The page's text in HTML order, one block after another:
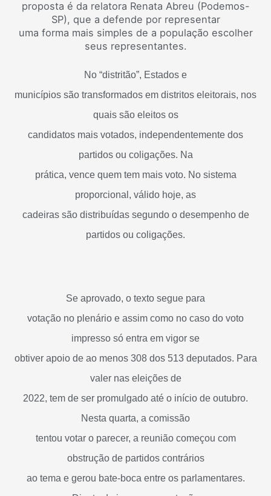
proposta é da relatora Renata Abreu (Podemos-
SP), que a defende por representar
uma forma mais simples de a população escolher
seus representantes.
No “distritão”, Estados e
municípios são transformados em distritos eleitorais, nos
quais são eleitos os
candidatos mais votados, independentemente dos
partidos ou coligações. Na
prática, vence quem tem mais voto. No sistema
proporcional, válido hoje, as
cadeiras são distribuídas segundo o desempenho de
partidos ou coligações.
Se aprovado, o texto segue para
votação no plenário e assim como no caso do voto
impresso só entra em vigor se
obtiver apoio de ao menos 308 dos 513 deputados. Para
valer nas eleições de
2022, tem de ser promulgado até o início de outubro.
Nesta quarta, a comissão
tentou votar o parecer, a reunião começou com
obstrução de partidos contrários
ao tema e gerou bate-boca entre os parlamentares.